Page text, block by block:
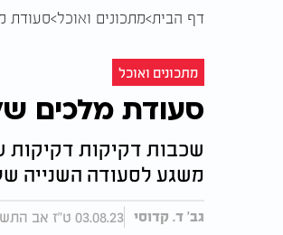
דף הבית מתכונים ואוכל סעודת
מתכונים ואוכל
סעודת מלכים
שכבות דקיקות דקיקות
משגע לסעודה השנייה
גב' ד. קדוסי 03.08.23 ט"ז אב התשפ"ג, עודכן 20:19 10.03.25